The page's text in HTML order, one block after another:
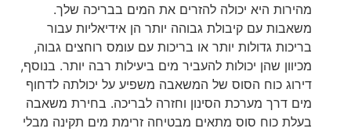
מהירות היא יכולה להזרים את המים בבריכה שלך.
משאבות עם קיבולת גבוהה יותר הן אידיאליות עבור
בריכות גדולות יותר או בריכות עם עומס רוחצים גבוה,
מכיוון שהן יכולות להעביר מים ביעילות רבה יותר. בנוסף,
דירוג כוח הסוס של המשאבה משפיע על יכולתה לדחוף
מים דרך מערכת הסינון וחזרה לבריכה. בחירת משאבה
בעלת כוח סוס מתאים מבטיחה זרימת מים תקינה מבלי